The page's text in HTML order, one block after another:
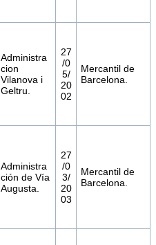
Administra
cion
Vilanova i
Geltru.
27
/0
5/
20
02
Mercantil de
Barcelona.
Administra
ción de Vía
Augusta.
27
/0
3/
20
03
Mercantil de
Barcelona.